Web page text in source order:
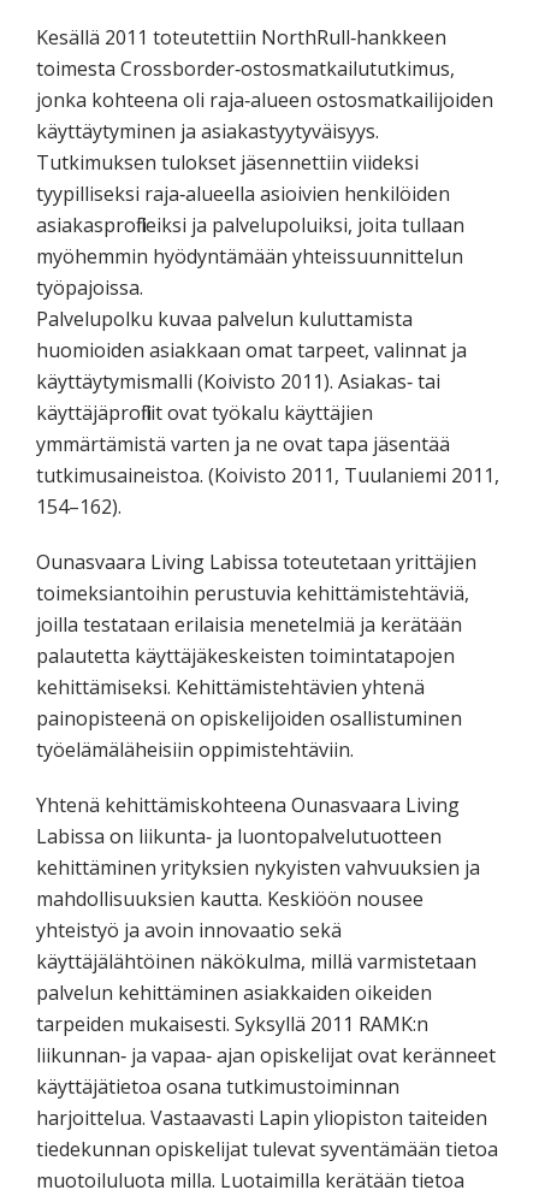
Kesällä 2011 toteutettiin NorthRull‐hankkeen
toimesta Crossborder‐ostosmatkailututkimus,
jonka kohteena oli raja‐alueen ostosmatkailijoiden
käyttäytyminen ja asiakastyytyväisyys.
Tutkimuksen tulokset jäsennettiin viideksi
tyypilliseksi raja‐alueella asioivien henkilöiden
asiakasprofiileiksi ja palvelupoluiksi, joita tullaan
myöhemmin hyödyntämään yhteissuunnittelun
työpajoissa.
Palvelupolku kuvaa palvelun kuluttamista
huomioiden asiakkaan omat tarpeet, valinnat ja
käyttäytymismalli (Koivisto 2011). Asiakas‐ tai
käyttäjäprofiilit ovat työkalu käyttäjien
ymmärtämistä varten ja ne ovat tapa jäsentää
tutkimusaineistoa. (Koivisto 2011, Tuulaniemi 2011,
154–162).
Ounasvaara Living Labissa toteutetaan yrittäjien
toimeksiantoihin perustuvia kehittämistehtäviä,
joilla testataan erilaisia menetelmiä ja kerätään
palautetta käyttäjäkeskeisten toimintatapojen
kehittämiseksi. Kehittämistehtävien yhtenä
painopisteenä on opiskelijoiden osallistuminen
työelämäläheisiin oppimistehtäviin.
Yhtenä kehittämiskohteena Ounasvaara Living
Labissa on liikunta‐ ja luontopalvelutuotteen
kehittäminen yrityksien nykyisten vahvuuksien ja
mahdollisuuksien kautta. Keskiöön nousee
yhteistyö ja avoin innovaatio sekä
käyttäjälähtöinen näkökulma, millä varmistetaan
palvelun kehittäminen asiakkaiden oikeiden
tarpeiden mukaisesti. Syksyllä 2011 RAMK:n
liikunnan‐ ja vapaa‐ ajan opiskelijat ovat keränneet
käyttäjätietoa osana tutkimustoiminnan
harjoittelua. Vastaavasti Lapin yliopiston taiteiden
tiedekunnan opiskelijat tulevat syventämään tietoa
muotoiluluota milla. Luotaimilla kerätään tietoa